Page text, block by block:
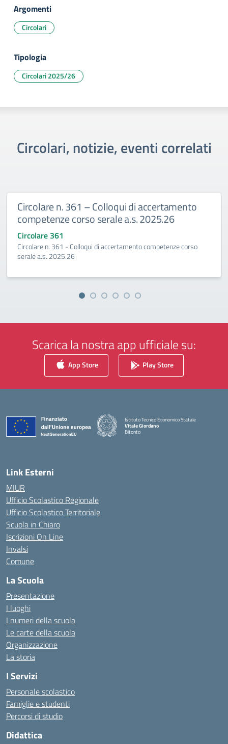
Argomenti
Circolari
Tipologia
Circolari 2025/26
Circolari, notizie, eventi correlati
Circolare n. 361 – Colloqui di accertamento
competenze corso serale a.s. 2025.26
Circolare 361
Circolare n. 361 - Colloqui di accertamento competenze corso
serale a.s. 2025.26
Scarica la nostra app ufficiale su:
App Store Play Store
Istituto Tecnico Economico Statale
Vitale Giordano
Bitonto
Link Esterni
MIUR
Ufficio Scolastico Regionale
Ufficio Scolastico Territoriale
Scuola in Chiaro
Iscrizioni On Line
Invalsi
Comune
La Scuola
Presentazione
I luoghi
I numeri della scuola
Le carte della scuola
Organizzazione
La storia
I Servizi
Personale scolastico
Famiglie e studenti
Percorsi di studio
Didattica